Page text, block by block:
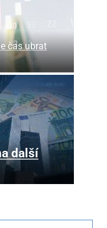
čas ubrat
další